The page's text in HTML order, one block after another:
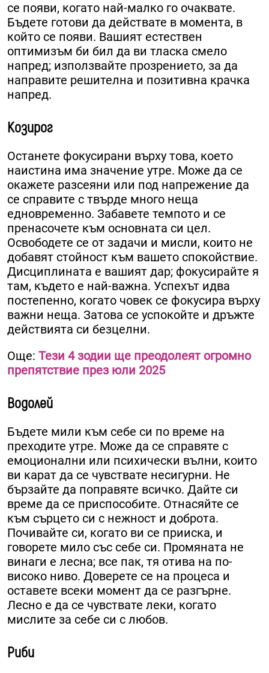
се появи, когато най-малко го очаквате.
Бъдете готови да действате в момента, в
който се появи. Вашият естествен
оптимизъм би бил да ви тласка смело
напред; използвайте прозрението, за да
направите решителна и позитивна крачка
напред.
Козирог
Останете фокусирани върху това, което
наистина има значение утре. Може да се
окажете разсеяни или под напрежение да
се справите с твърде много неща
едновременно. Забавете темпото и се
пренасочете към основната си цел.
Освободете се от задачи и мисли, които не
добавят стойност към вашето спокойствие.
Дисциплината е вашият дар; фокусирайте я
там, където е най-важна. Успехът идва
постепенно, когато човек се фокусира върху
важни неща. Затова се успокойте и дръжте
действията си безцелни.
Още: Тези 4 зодии ще преодолеят огромно
препятствие през юли 2025
Водолей
Бъдете мили към себе си по време на
преходите утре. Може да се справяте с
емоционални или психически вълни, които
ви карат да се чувствате несигурни. Не
бързайте да поправяте всичко. Дайте си
време да се приспособите. Отнасяйте се
към сърцето си с нежност и доброта.
Почивайте си, когато ви се прииска, и
говорете мило със себе си. Промяната не
винаги е лесна; все пак, тя отива на по-
високо ниво. Доверете се на процеса и
оставете всеки момент да се разгърне.
Лесно е да се чувствате леки, когато
мислите за себе си с любов.
Риби